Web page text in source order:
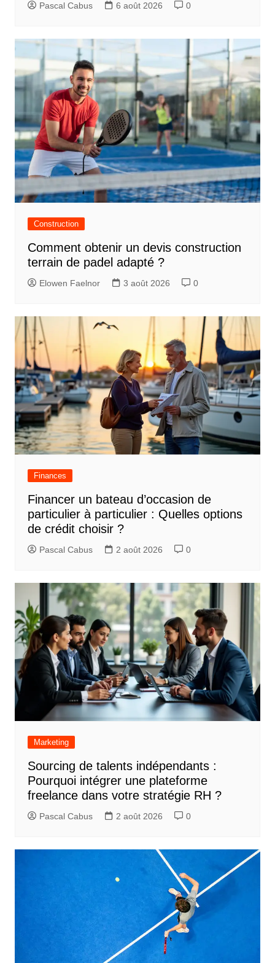
Pascal Cabus 6 août 2026 0
Construction
Comment obtenir un devis construction
terrain de padel adapté ?
Elowen Faelnor 3 août 2026 0
Finances
Financer un bateau d’occasion de
particulier à particulier : Quelles options
de crédit choisir ?
Pascal Cabus 2 août 2026 0
Marketing
Sourcing de talents indépendants :
Pourquoi intégrer une plateforme
freelance dans votre stratégie RH ?
Pascal Cabus 2 août 2026 0